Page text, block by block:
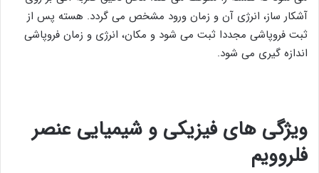
آشکار ساز، انرژی آن و زمان ورود مشخص می گردد. هسته پس از
ثبت فروپاشی مجددا ثبت می شود و مکان، انرژی و زمان فروپاشی
اندازه گیری می شود.
ویژگی های فیزیکی و شیمیایی عنصر
فلروویم